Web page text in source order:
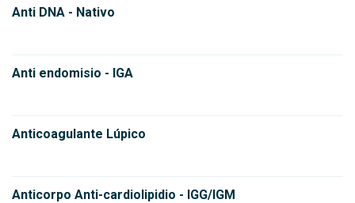
Anti DNA - Nativo
Anti endomisio - IGA
Anticoagulante Lúpico
Anticorpo Anti-cardiolipidio - IGG/IGM